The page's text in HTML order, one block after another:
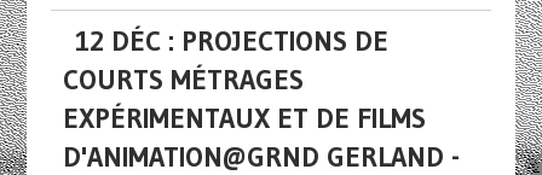
12 DÉC : PROJECTIONS DE
COURTS MÉTRAGES
EXPÉRIMENTAUX ET DE FILMS
D'ANIMATION@GRND GERLAND -